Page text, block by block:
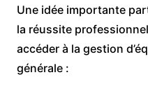
Une idée importante
la réussite
accéder à la gestion
générale :